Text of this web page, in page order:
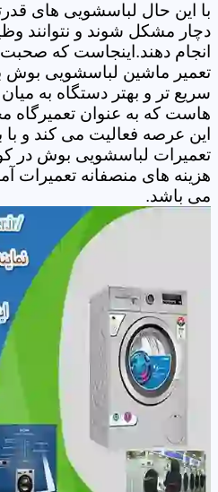
با این حال لباسشویی های
دچار مشکل شوند و نتوانند
انجام دهند.اینجاست که
تعمیر ماشین لباسشویی
سریع تر و بهتر دستگاه به
هاست که به عنوان تعمیرگاه
این عرصه فعالیت می کند و
تعمیرات لباسشویی بوش در
هزینه های منصفانه تعمیرات
می باشد.